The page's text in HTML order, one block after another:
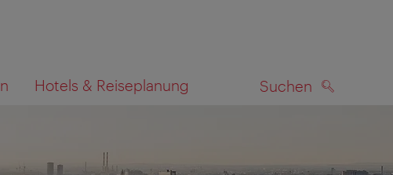
Hotels & Reiseplanung Suchen